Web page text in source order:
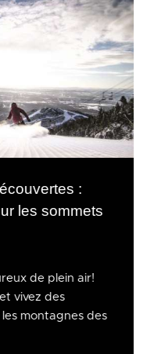
:
les sommets
de plein air!
vivez des
montagnes des